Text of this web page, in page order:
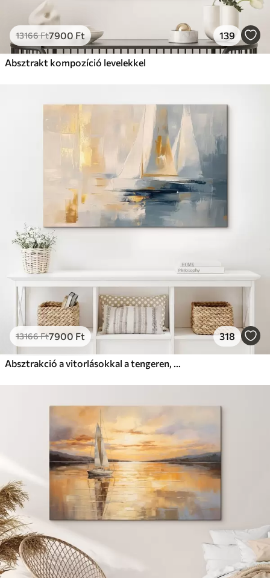
13166Ft7900 Ft 139
Absztrakt kompozíció levelekkel
13166Ft7900 Ft 318
Absztrakció a vitorlásokkal a tengeren, akril stílusban, naplemente